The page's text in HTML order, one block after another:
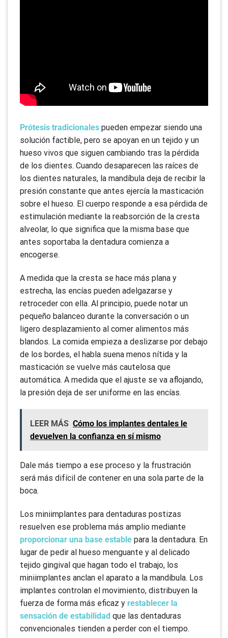
sonrisas y renovar la confianza
Prótesis tradicionales pueden empezar siendo una
solución factible, pero se apoyan en un tejido y un
hueso vivos que siguen cambiando tras la pérdida
de los dientes. Cuando desaparecen las raíces de
los dientes naturales, la mandíbula deja de recibir la
presión constante que antes ejercía la masticación
sobre el hueso. El cuerpo responde a esa pérdida de
estimulación mediante la reabsorción de la cresta
alveolar, lo que significa que la misma base que
antes soportaba la dentadura comienza a
encogerse.
A medida que la cresta se hace más plana y
estrecha, las encías pueden adelgazarse y
retroceder con ella. Al principio, puede notar un
pequeño balanceo durante la conversación o un
ligero desplazamiento al comer alimentos más
blandos. La comida empieza a deslizarse por debajo
de los bordes, el habla suena menos nítida y la
masticación se vuelve más cautelosa que
automática. A medida que el ajuste se va aflojando,
la presión deja de ser uniforme en las encías.
LEER MÁS Cómo los implantes dentales le
devuelven la confianza en sí mismo
Dale más tiempo a ese proceso y la frustración
será más difícil de contener en una sola parte de la
boca.
Los miniimplantes para dentaduras postizas
resuelven ese problema más amplio mediante
proporcionar una base estable para la dentadura. En
lugar de pedir al hueso menguante y al delicado
tejido gingival que hagan todo el trabajo, los
miniimplantes anclan el aparato a la mandíbula. Los
implantes controlan el movimiento, distribuyen la
fuerza de forma más eficaz y restablecer la
sensación de estabilidad que las dentaduras
convencionales tienden a perder con el tiempo.